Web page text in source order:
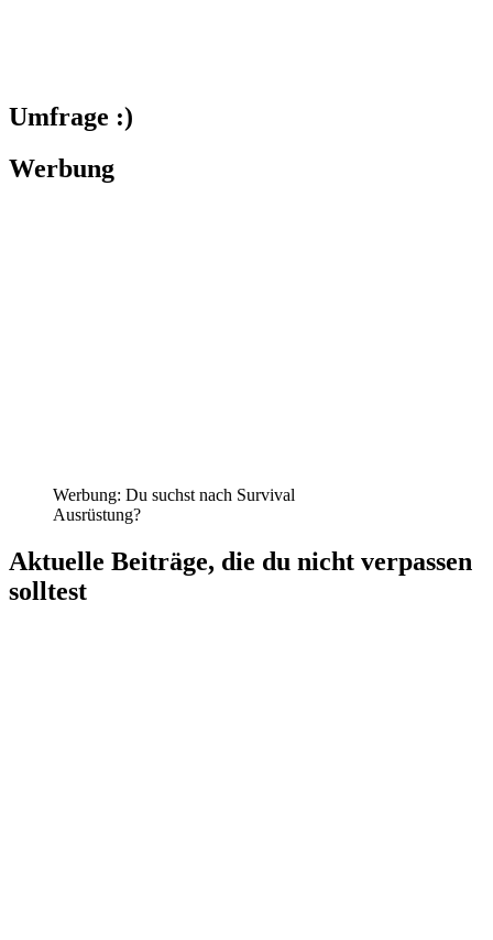
Umfrage :)
Werbung
Werbung: Du suchst nach Survival
Ausrüstung?
Aktuelle Beiträge, die du nicht verpassen
solltest